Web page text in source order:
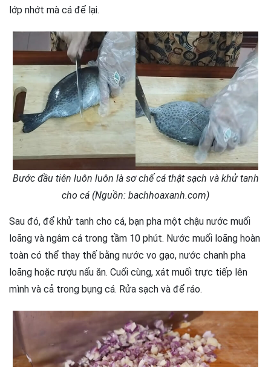
lớp nhớt mà cá để lại.
Bước đầu tiên luôn luôn là sơ chế cá thật sạch và khử tanh
cho cá (Nguồn: bachhoaxanh.com)
Sau đó, để khử tanh cho cá, bạn pha một chậu nước muối
loãng và ngâm cá trong tầm 10 phút. Nước muối loãng hoàn
toàn có thể thay thế bằng nước vo gạo, nước chanh pha
loãng hoặc rượu nấu ăn. Cuối cùng, xát muối trực tiếp lên
mình và cả trong bụng cá. Rửa sạch và để ráo.